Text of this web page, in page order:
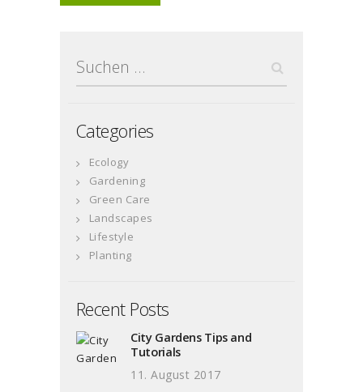
nach:
Categories
Ecology
Gardening
Green Care
Landscapes
Lifestyle
Planting
Recent Posts
City Gardens Tips and
Tutorials
11. August 2017